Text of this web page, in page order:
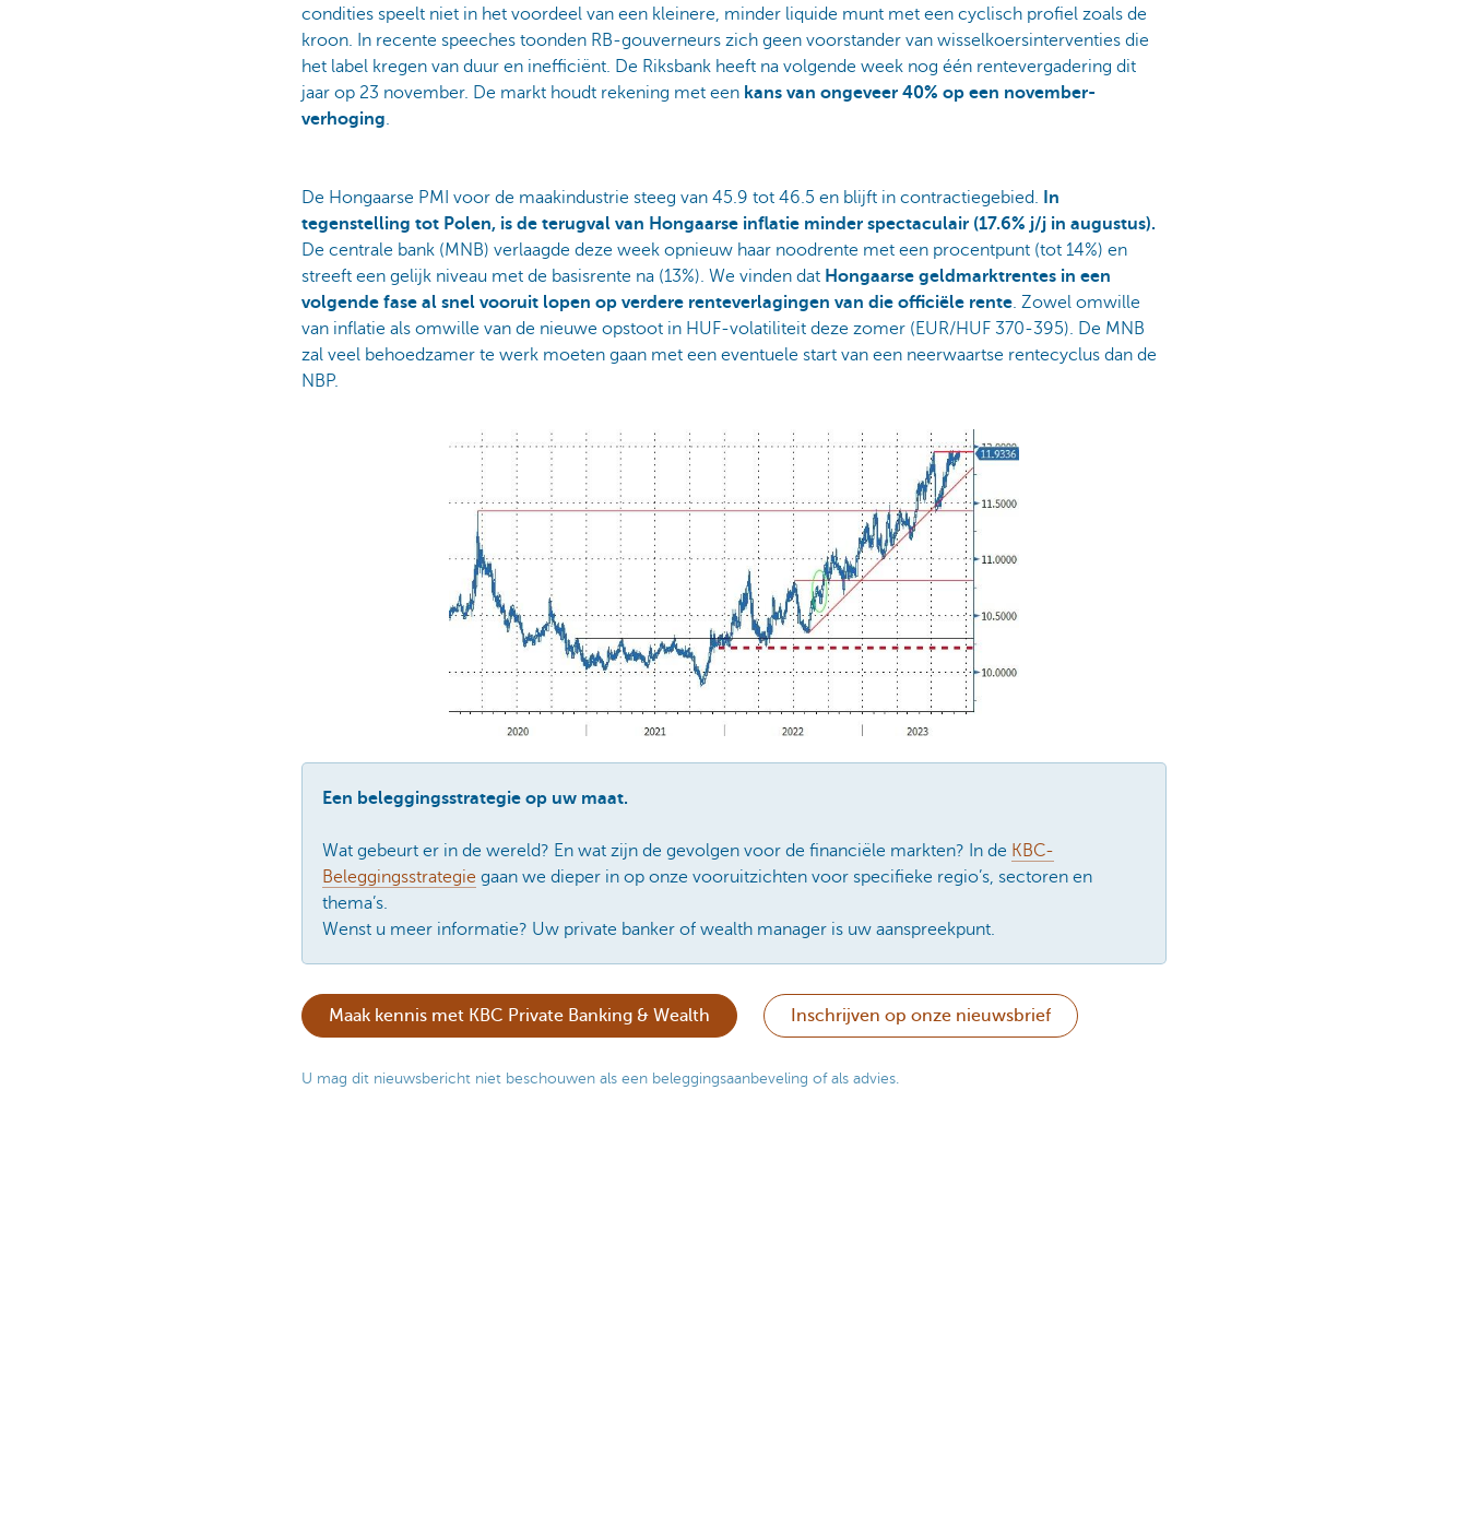
condities speelt niet in het voordeel van een kleinere, minder liquide munt met een cyclisch profiel zoals de
kroon. In recente speeches toonden RB-gouverneurs zich geen voorstander van wisselkoersinterventies die
het label kregen van duur en inefficiënt. De Riksbank heeft na volgende week nog één rentevergadering dit
jaar op 23 november. De markt houdt rekening met een kans van ongeveer 40% op een november-
verhoging
De Hongaarse PMI voor de maakindustrie steeg van 45.9 tot 46.5 en blijft in contractiegebied.
In
tegenstelling tot Polen, is de terugval van Hongaarse inflatie minder spectaculair (17.6% j/j in augustus).
De centrale bank (MNB) verlaagde deze week opnieuw haar noodrente met een procentpunt (tot 14%) en
streeft een gelijk niveau met de basisrente na (13%). We vinden dat Hongaarse geldmarktrentes in een
volgende fase al snel vooruit lopen op verdere renteverlagingen van die officiële rente . Zowel omwille
van inflatie als omwille van de nieuwe opstoot in HUF-volatiliteit deze zomer (EUR/HUF 370-395). De MNB
zal veel behoedzamer te werk moeten gaan met een eventuele start van een neerwaartse rentecyclus dan de
NBP.
Een beleggingsstrategie op uw maat.
Wat gebeurt er in de wereld? En wat zijn de gevolgen voor de financiële markten? In de KBC-
Beleggingsstrategie gaan we dieper in op onze vooruitzichten voor specifieke regio’s, sectoren en
thema’s.
Wenst u meer informatie? Uw private banker of wealth manager is uw aanspreekpunt.
Maak kennis met KBC Private Banking & Wealth Inschrijven op onze nieuwsbrief
U mag dit nieuwsbericht niet beschouwen als een beleggingsaanbeveling of als advies.